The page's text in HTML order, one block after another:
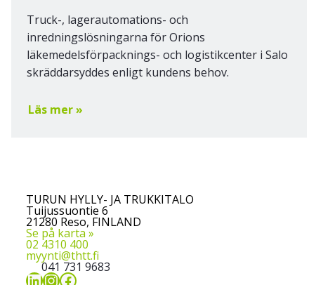
Truck-, lagerautomations- och
inredningslösningarna för Orions
läkemedelsförpacknings- och logistikcenter i Salo
skräddarsyddes enligt kundens behov.
Läs mer »
TURUN HYLLY- JA TRUKKITALO
Tuijussuontie 6
21280 Reso, FINLAND
Se på karta »
02 4310 400
myynti@thtt.fi
041 731 9683
LinkedIn
Instagram
Facebook